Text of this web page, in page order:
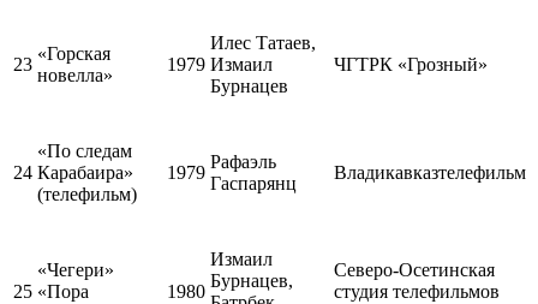
23
«Горская
новелла»
1979
Илес Татаев,
Измаил
Бурнацев
ЧГТРК «Грозный»
24
«По следам
Карабаира»
(телефильм)
1979
Рафаэль
Гаспарянц
Владикавказтелефильм
25
«Чегери»
«Пора
1980
Измаил
Бурнацев,
Северо-Осетинская
студия телефильмов